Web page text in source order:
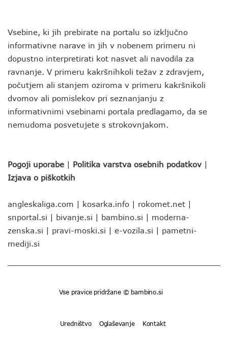
Vsebine, ki jih prebirate na portalu so izključno
informativne narave in jih v nobenem primeru ni
dopustno interpretirati kot nasvet ali navodila za
ravnanje. V primeru kakršnihkoli težav z zdravjem,
počutjem ali stanjem oziroma v primeru kakršnikoli
dvomov ali pomislekov pri seznanjanju z
informativnimi vsebinami portala predlagamo, da se
nemudoma posvetujete s strokovnjakom.
Pogoji uporabe | Politika varstva osebnih podatkov |
Izjava o piškotkih
angleskaliga.com | kosarka.info | rokomet.net |
snportal.si | bivanje.si | bambino.si | moderna-
zenska.si | pravi-moski.si | e-vozila.si | pametni-
mediji.si
Vse pravice pridržane © bambino.si
Uredništvo Oglaševanje Kontakt